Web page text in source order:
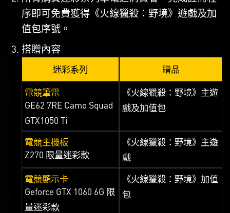
序即可免費獲得《火線獵殺：野境》遊戲及加
值包序號。
搭贈內容
迷彩系列 贈品
電競筆電
GE62 7RE Camo Squad
GTX1050 Ti
《火線獵殺：野境》主遊
戲及加值包
電競主機板
Z270 限量迷彩款
《火線獵殺：野境》主遊
戲
電競顯示卡
Geforce GTX 1060 6G 限
量迷彩款
《火線獵殺：野境》加值
包